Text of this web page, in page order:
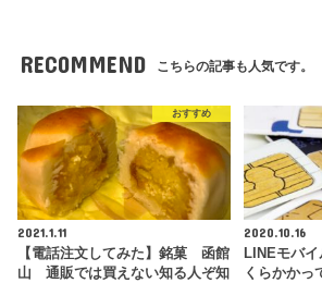
RECOMMEND こちらの記事も人気です。
おすすめ
2021.1.11
【電話注文してみた】銘菓 函館
山 通販では買えない知る人ぞ知
2020.10.16
LINEモバ
くらかかっ